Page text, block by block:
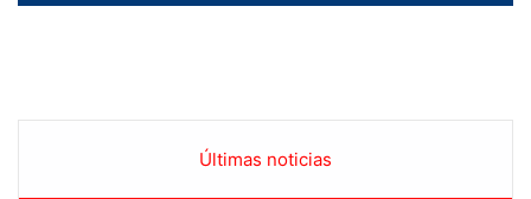
Últimas noticias